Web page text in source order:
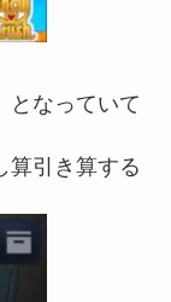
となっていて
算引き算する